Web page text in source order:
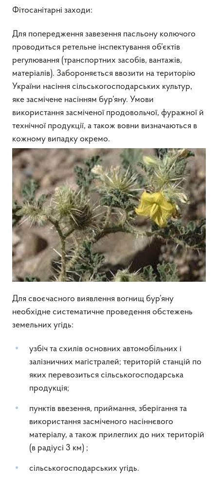
Фітосанітарні заходи:
Для попередження завезення пасльону колючого
проводиться ретельне інспектування об’єктів
регулювання (транспортних засобів, вантажів,
матеріалів). Забороняється ввозити на територію
України насіння сільськогосподарських культур,
яке засмічене насінням бур’яну. Умови
використання засміченої продовольчої, фуражної й
технічної продукції, а також вовни визначаються в
кожному випадку окремо.
Для своєчасного виявлення вогнищ бур’яну
необхідне систематичне проведення обстежень
земельних угідь:
узбіч та схилів основних автомобільних і
залізничних магістралей; територій станцій по
яких перевозиться сільськогосподарська
продукція;
пунктів ввезення, приймання, зберігання та
використання засміченого насіннєвого
матеріалу, а також прилеглих до них територій
(в радіусі 3 км) ;
сільськогосподарських угідь.